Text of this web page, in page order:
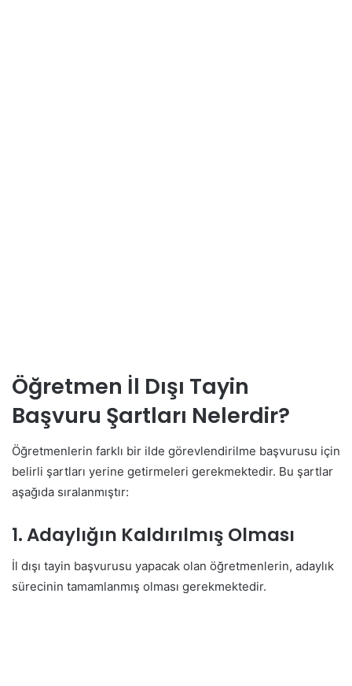
Öğretmen İl Dışı Tayin
Başvuru Şartları Nelerdir?
Öğretmenlerin farklı bir ilde görevlendirilme başvurusu için
belirli şartları yerine getirmeleri gerekmektedir. Bu şartlar
aşağıda sıralanmıştır:
1. Adaylığın Kaldırılmış Olması
İl dışı tayin başvurusu yapacak olan öğretmenlerin, adaylık
sürecinin tamamlanmış olması gerekmektedir.